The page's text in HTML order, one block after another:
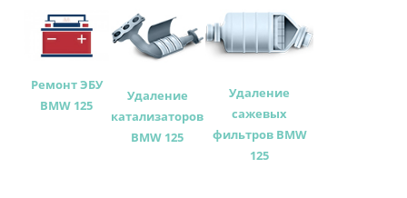
Ремонт ЭБУ
BMW 125
Удаление
катализаторов
BMW 125
Удаление
сажевых
фильтров BMW
125